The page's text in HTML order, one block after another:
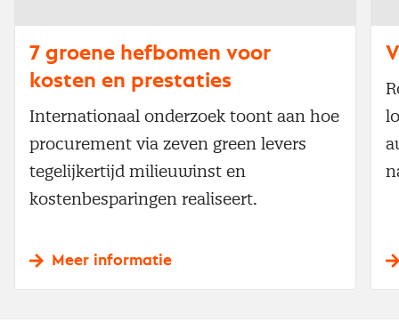
7 groene hefbomen voor
kosten en prestaties
Internationaal onderzoek toont aan hoe
procurement via zeven green levers
tegelijkertijd milieuwinst en
kostenbesparingen realiseert.
Meer informatie